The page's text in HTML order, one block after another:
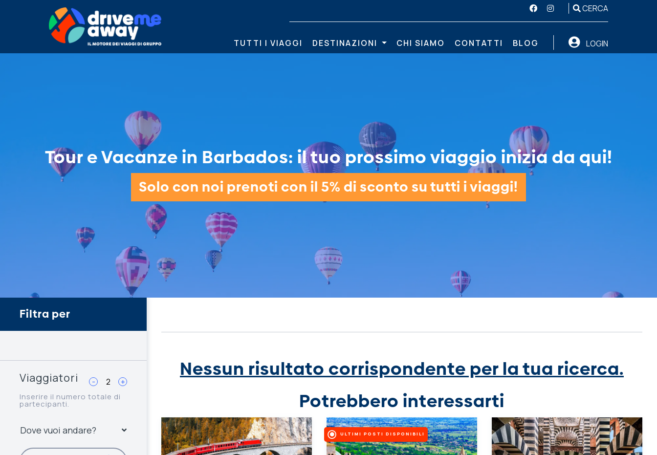
CERCA
TUTTI I VIAGGI DESTINAZIONI CHI SIAMO CONTATTI BLOG LOGIN
Tour e Vacanze in Barbados: il tuo prossimo viaggio inizia da qui!
Solo con noi prenoti con il 5% di sconto su tutti i viaggi!
Filtra per
Viaggiatori - +
Inserire il numero totale di
partecipanti.
Dove vuoi andare?
Nessun risultato corrispondente per la tua ricerca.
Potrebbero interessarti
ULTIMI POSTI DISPONIBILI